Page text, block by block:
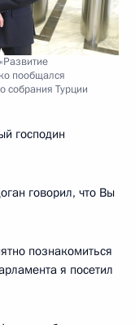
пообщался
собрания Турции
господин
говорил, что Вы
познакомиться
я посетил